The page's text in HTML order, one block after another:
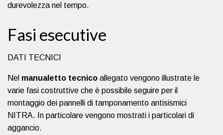
durevolezza nel tempo.
Fasi esecutive
DATI TECNICI
Nel manualetto tecnico allegato vengono illustrate le
varie fasi costruttive che è possibile seguire per il
montaggio dei pannelli di tamponamento antisismici
NITRA. In particolare vengono mostrati i particolari di
aggancio.